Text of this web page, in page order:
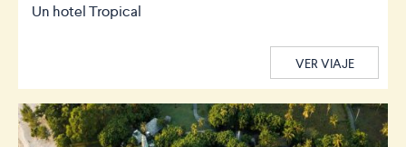
Un hotel Tropical
VER VIAJE